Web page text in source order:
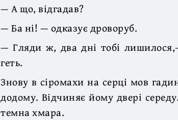
— А що, відгадав?
— Ба ні! — одказує дроворуб.
— Гляди ж, два дні тобі
геть.
Знову в сіромахи на серці мов
додому. Відчиняє йому двері
темна хмара.